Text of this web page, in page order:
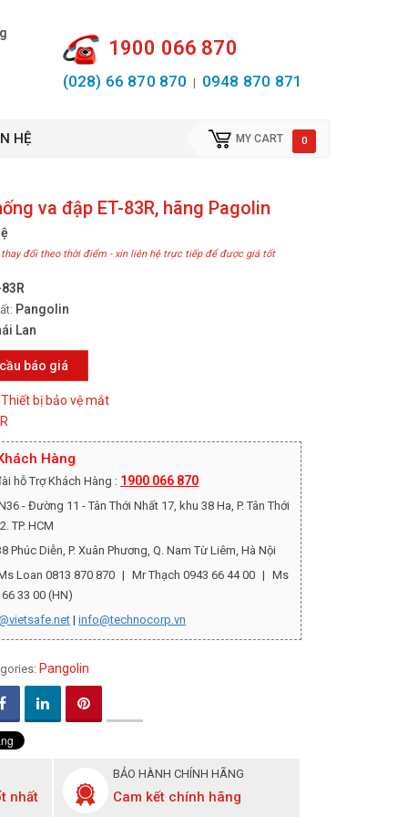
1900 066 870
(028) 66 870 870 0948 870 871
HỆ MY CART 0
va đập ET-83R, hãng Pagolin
đổi theo thời điểm - xin liên hệ trực tiếp để được giá tốt
Pangolin
Lan
báo giá
Thiết bị bảo vệ mắt
Hàng
hỗ Trợ Khách Hàng : 1900 066 870
- Đường 11 - Tân Thới Nhất 17, khu 38 Ha, P. Tân Thới
TP. HCM
Phúc Diễn, P. Xuân Phương, Q. Nam Từ Liêm, Hà Nội
Loan 0813 870 870 | Mr Thạch 0943 66 44 00 |
Ms
33 00 (HN)
|info@technocorp.vn
Pangolin
nhất
BẢO HÀNH CHÍNH HÃNG
Cam kết chính hãng